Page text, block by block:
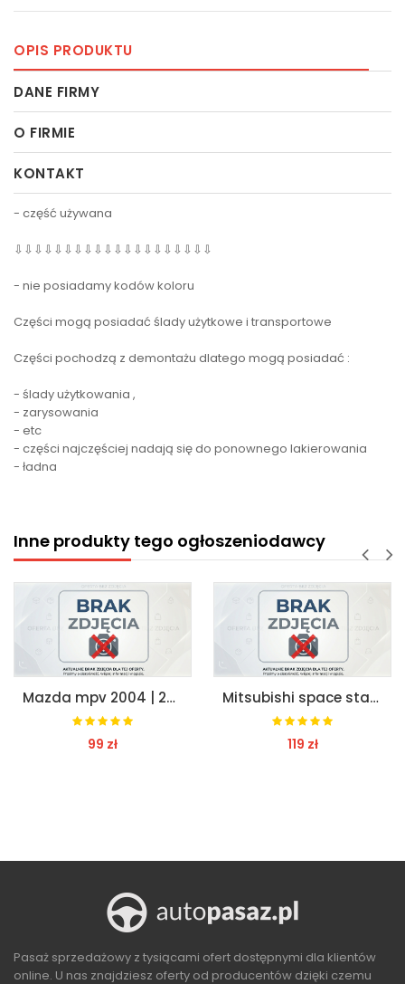
OPIS PRODUKTU
DANE FIRMY
O FIRMIE
KONTAKT
- część używana
⇩⇩⇩⇩⇩⇩⇩⇩⇩⇩⇩⇩⇩⇩⇩⇩⇩⇩⇩⇩
- nie posiadamy kodów koloru
Części mogą posiadać ślady użytkowe i transportowe
Części pochodzą z demontażu dlatego mogą posiadać :
- ślady użytkowania ,
- zarysowania
- etc
- części najczęściej nadają się do ponownego lakierowania
- ładna
Inne produkty tego ogłoszeniodawcy
Mazda mpv 2004 | 2005 | 2006 zaślepka prawa Mitsubishi space star 1.3 pompa abs hamulcowa
Pasaż sprzedażowy z tysiącami ofert dostępnymi dla klientów
online. U nas znajdziesz oferty od producentów dzięki czemu